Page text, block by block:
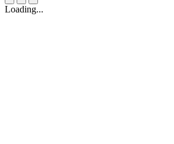
Loading...